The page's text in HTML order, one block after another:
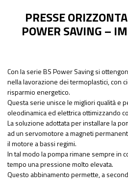
PRESSE
POWER SAVING –
Con la serie BS Power Saving si
nella lavorazione dei termoplastici, con
risparmio energetico.
Questa serie unisce le migliori qualità e
oleodinamica ed elettrica ottimizzando
La soluzione adottata per installare la
ad un servomotore a magneti
il motore a bassi regimi.
In tal modo la pompa rimane sempre in
tempo una pressione molto elevata.
Questo abbinamento permette, a